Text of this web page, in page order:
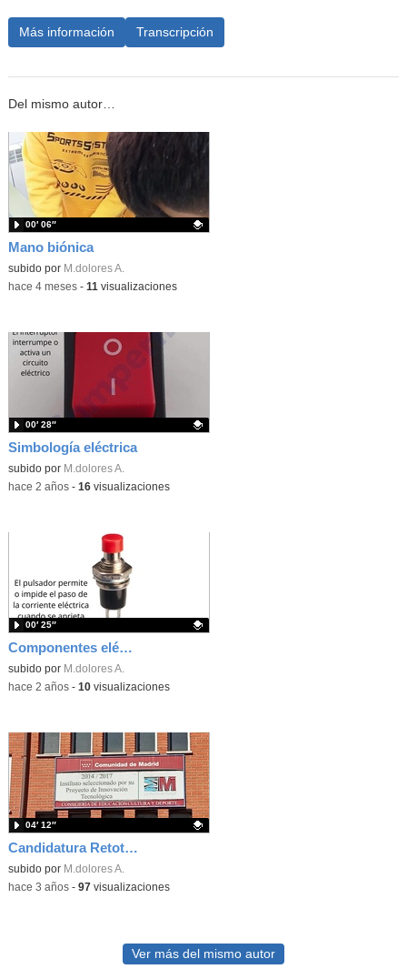
Más información Transcripción
Del mismo autor…
Mano biónica
Contenido educativo.
subido por M.dolores A.
00′ 06″
-hace 4 meses- 11 visualizaciones
Simbología eléctrica
Contenido educativo.
subido por M.dolores A.
00′ 28″
-hace 2 años- 16visualizaciones
Componentes eléctricos
Contenido educativo.
subido por M.dolores A.
00′ 25″
-hace 2 años- 10visualizaciones
Candidatura Retotech IES Gaspar Melchor de Jovellanos
Contenido educativo.
subido por M.dolores A.
04′ 12″
-hace 3 años- 97 visualizaciones
Ver más del mismo autor